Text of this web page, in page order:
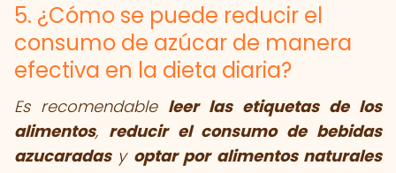
5. ¿Cómo se puede reducir el
consumo de azúcar de manera
efectiva en la dieta diaria?
Es recomendable leer las etiquetas de los
alimentos, reducir el consumo de bebidas
azucaradasy optar por alimentos naturales